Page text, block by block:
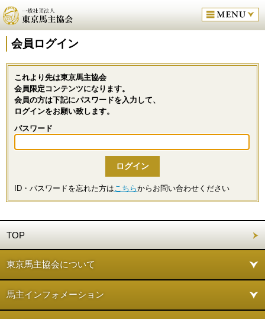
会員ログイン
これより先は東京馬主協会
会員限定コンテンツになります。
会員の方は下記にパスワードを入力して、
ログインをお願い致します。
パスワード
ID・パスワードを忘れた方はこちらからお問い合わせください
TOP
東京馬主協会について
馬主インフォメーション